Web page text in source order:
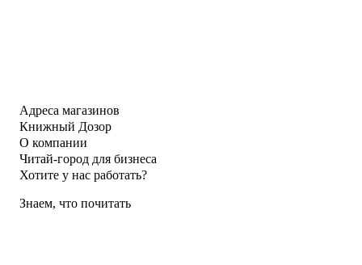
Адреса магазинов
Книжный Дозор
О компании
Читай-город для бизнеса
Хотите у нас работать?
Знаем, что почитать